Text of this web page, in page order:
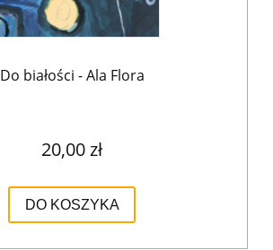
Do białości - Ala Flora
20,00 zł
DO KOSZYKA